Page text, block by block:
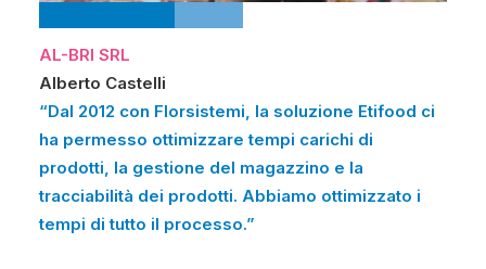
AL-BRI SRL
Alberto Castelli
“Dal 2012 con Florsistemi, la soluzione Etifood ci
ha permesso ottimizzare tempi carichi di
prodotti, la gestione del magazzino e la
tracciabilità dei prodotti. Abbiamo ottimizzato i
tempi di tutto il processo.”